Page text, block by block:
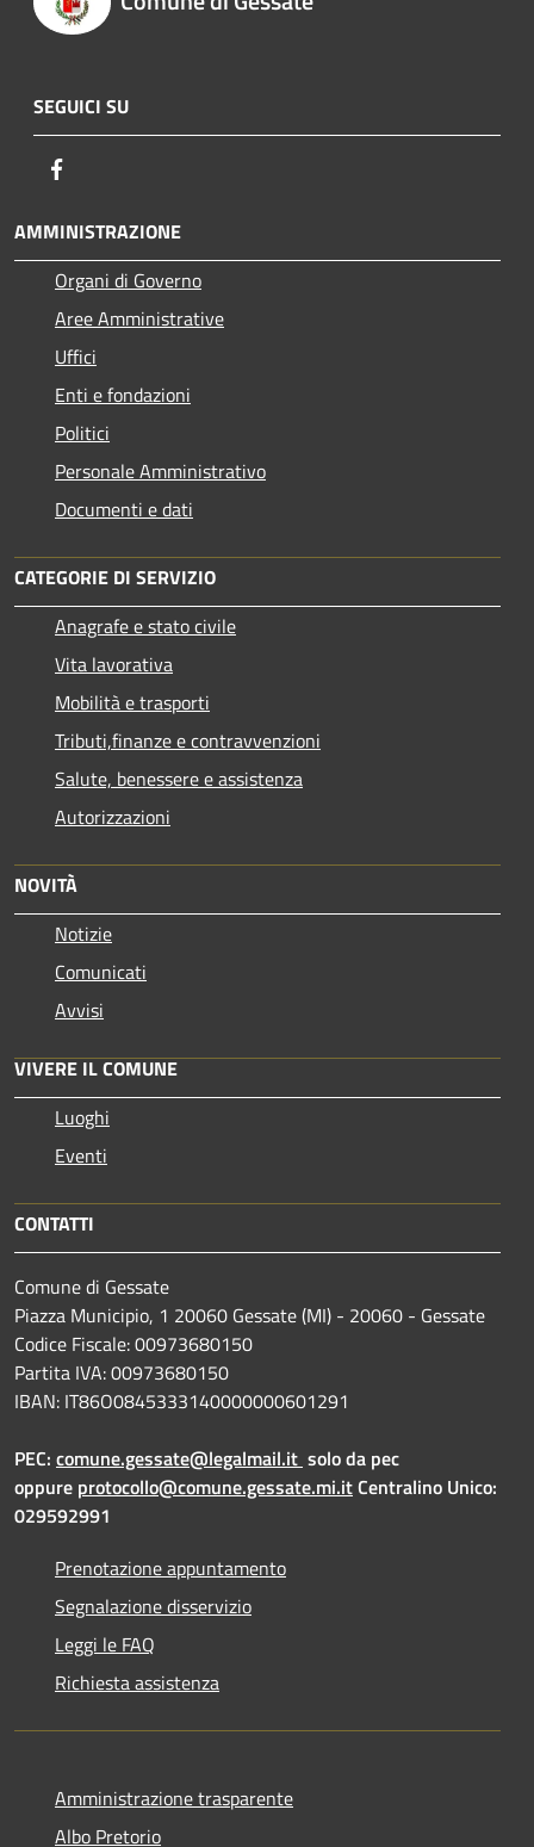
SEGUICI SU
AMMINISTRAZIONE
Organi di Governo
Aree Amministrative
Uffici
Enti e fondazioni
Politici
Personale Amministrativo
Documenti e dati
CATEGORIE DI SERVIZIO
Anagrafe e stato civile
Vita lavorativa
Mobilità e trasporti
Tributi,finanze e contravvenzioni
Salute, benessere e assistenza
Autorizzazioni
NOVITÀ
Notizie
Comunicati
Avvisi
VIVERE IL COMUNE
Luoghi
Eventi
CONTATTI
Comune di Gessate
Piazza Municipio, 1 20060 Gessate (MI) - 20060 - Gessate
Codice Fiscale: 00973680150
Partita IVA: 00973680150
IBAN: IT86O0845333140000000601291
PEC: comune.gessate@legalmail.it solo da pec
oppure protocollo@comune.gessate.mi.itCentralino Unico:
029592991
Prenotazione appuntamento
Segnalazione disservizio
Leggi le FAQ
Richiesta assistenza
Amministrazione trasparente
Albo Pretorio